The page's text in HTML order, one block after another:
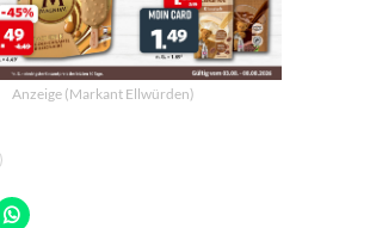
Anzeige (Markant Ellwürden)